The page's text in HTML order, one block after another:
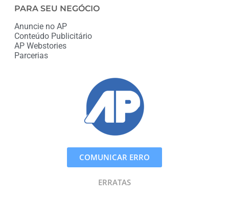
PARA SEU NEGÓCIO
Anuncie no AP
Conteúdo Publicitário
AP Webstories
Parcerias
COMUNICAR ERRO
ERRATAS